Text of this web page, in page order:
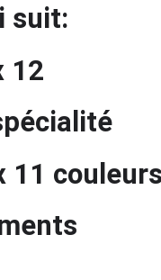
suit:
12
11